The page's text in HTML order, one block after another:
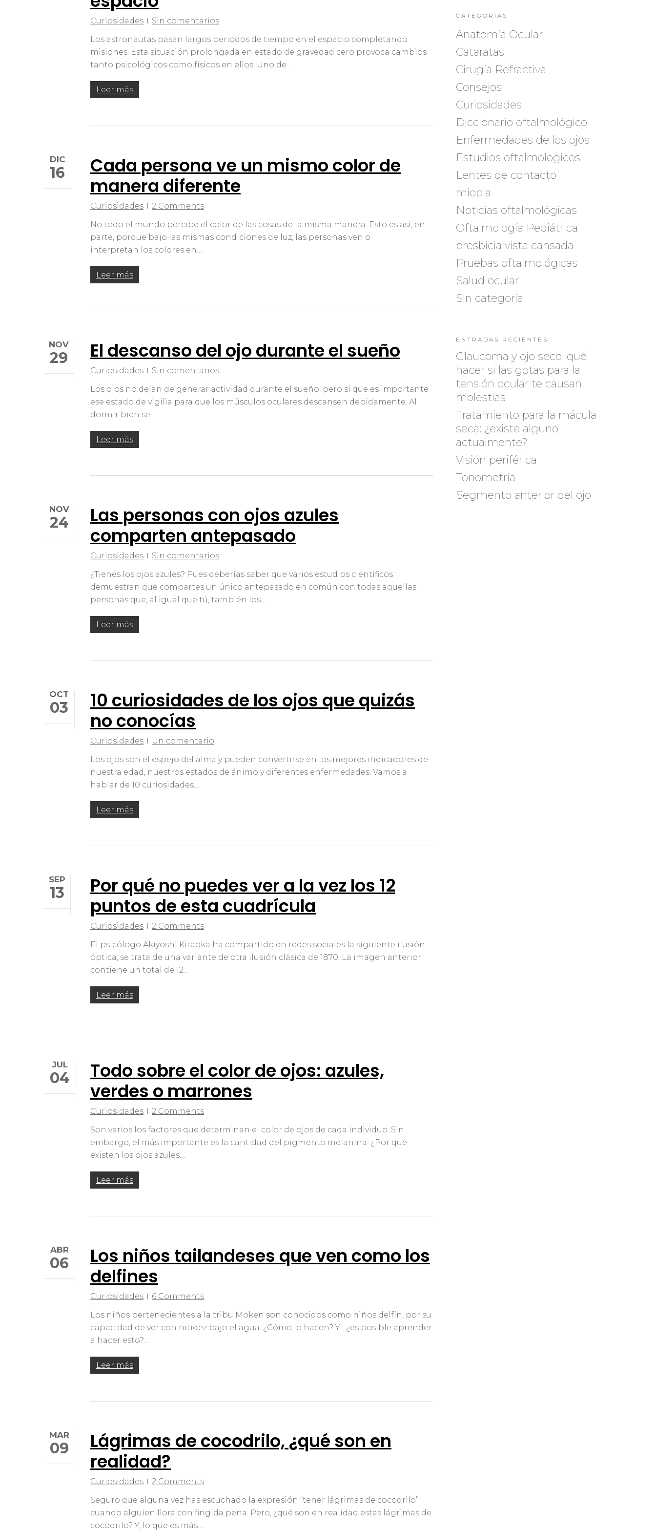
Presiona enter para buscar o ESC para cerrar
Curiosidades
Sin comentarios
Los astronautas pasan largos periodos de tiempo en el espacio completando
misiones. Esta situación prolongada en estado de gravedad cero provoca cambios
tanto psicológicos como físicos en ellos. Uno de…
Leer más
DIC
16
Cada persona ve un mismo color de
manera diferente
Curiosidades
2 Comments
No todo el mundo percibe el color de las cosas de la misma manera. Esto es así, en
parte, porque bajo las mismas condiciones de luz, las personas ven o
interpretan los colores en…
Leer más
NOV
29 El descanso del ojo durante el sueño
Curiosidades
Sin comentarios
Los ojos no dejan de generar actividad durante el sueño, pero sí que es importante
ese estado de vigilia para que los músculos oculares descansen debidamente. Al
dormir bien se…
Leer más
NOV
24
Las personas con ojos azules
comparten antepasado
Curiosidades
Sin comentarios
¿Tienes los ojos azules? Pues deberías saber que varios estudios científicos
demuestran que compartes un único antepasado en común con todas aquellas
personas que, al igual que tú, también los…
Leer más
OCT
03
10 curiosidades de los ojos que quizás
no conocías
Curiosidades
Un comentario
Los ojos son el espejo del alma y pueden convertirse en los mejores indicadores de
nuestra edad, nuestros estados de ánimo y diferentes enfermedades. Vamos a
hablar de 10 curiosidades…
Leer más
SEP
13
Por qué no puedes ver a la vez los 12
puntos de esta cuadrícula
Curiosidades
2 Comments
El psicólogo Akiyoshi Kitaoka ha compartido en redes sociales la siguiente ilusión
óptica, se trata de una variante de otra ilusión clásica de 1870. La imagen anterior
contiene un total de 12…
Leer más
JUL
04
Todo sobre el color de ojos: azules,
verdes o marrones
Curiosidades
2 Comments
Son varios los factores que determinan el color de ojos de cada individuo. Sin
embargo, el más importante es la cantidad del pigmento melanina. ¿Por qué
existen los ojos azules…
Leer más
ABR
06
Los niños tailandeses que ven como los
delfines
Curiosidades
6 Comments
Los niños pertenecientes a la tribu Moken son conocidos como niños delfín, por su
capacidad de ver con nitidez bajo el agua. ¿Cómo lo hacen? Y... ¿es posible aprender
a hacer esto?…
Leer más
MAR
09
Lágrimas de cocodrilo, ¿qué son en
realidad?
Curiosidades
2 Comments
Seguro que alguna vez has escuchado la expresión “tener lágrimas de cocodrilo”
cuando alguien llora con fingida pena. Pero, ¿qué son en realidad estas lágrimas de
cocodrilo? Y, lo que es más…
CATEGORÍAS
Anatomía Ocular
Cataratas
Cirugía Refractiva
Consejos
Curiosidades
Diccionario oftalmológico
Enfermedades de los ojos
Estudios oftalmologicos
Lentes de contacto
miopia
Noticias oftalmológicas
Oftalmología Pediátrica
presbicia vista cansada
Pruebas oftalmológicas
Salud ocular
Sin categoría
ENTRADAS RECIENTES
Glaucoma y ojo seco: qué
hacer si las gotas para la
tensión ocular te causan
molestias
Tratamiento para la mácula
seca: ¿existe alguno
actualmente?
Visión periférica
Tonometría
Segmento anterior del ojo